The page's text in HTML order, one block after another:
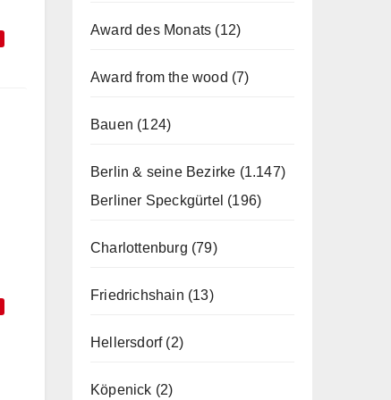
Award des Monats (12)
Award from the wood (7)
Bauen (124)
Berlin & seine Bezirke (1.147)
Berliner Speckgürtel (196)
Charlottenburg (79)
Friedrichshain (13)
Hellersdorf(2)
Köpenick (2)